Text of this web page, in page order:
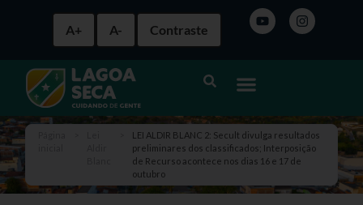
A+ A- Contraste
LEI ALDIR BLANC 2: Secult divulga resultados
preliminares dos classificados; Interposição
de Recurso acontece nos dias 16 e 17 de
outubro